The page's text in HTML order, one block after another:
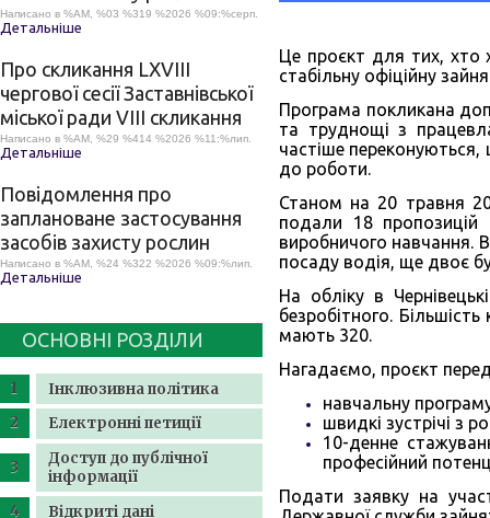
Написано в %AM, %03 %319 %2026 %09:%серп.
Детальніше
Про скликання LХVІІІ
чергової сесії Заставнівської
міської ради VIII скликання
Написано в %AM, %29 %414 %2026 %11:%лип.
Детальніше
Повідомлення про
заплановане застосування
засобів захисту рослин
Написано в %AM, %24 %322 %2026 %09:%лип.
Детальніше
ОСНОВНІ РОЗДІЛИ
Інклюзивна політика
Електронні петиції
Доступ до публічної
інформації
Відкриті дані
Це проєкт для тих, хто
стабільну офіційну
Програма покликана
та труднощі з
частіше переконуються,
до роботи.
Станом на 20 травня
подали 18 пропозицій
виробничого
посаду водія, ще двоє
На обліку в
безробітного.
мають 320.
Нагадаємо, проєкт
навчальну
швидкі зустрічі з
10-денне
професійний
Подати заявку на